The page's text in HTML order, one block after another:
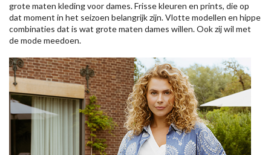
grote maten kleding voor dames. Frisse kleuren en prints, die op
dat moment in het seizoen belangrijk zijn. Vlotte modellen en hippe
combinaties dat is wat grote maten dames willen. Ook zij wil met
de mode meedoen.